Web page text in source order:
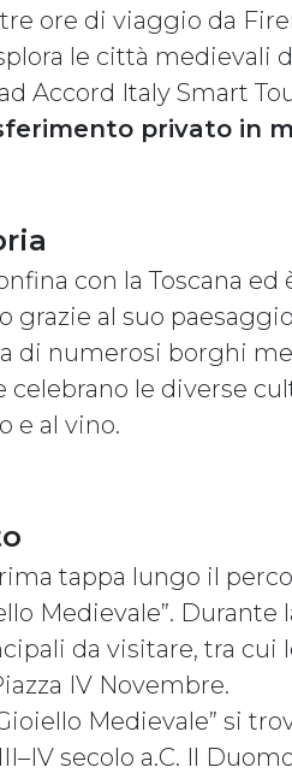
tre ore di viaggio da
le città medievali
Accord Italy Smart
privato in
con la Toscana ed
grazie al suo
di numerosi borghi
celebrano le diverse
e al vino.
tappa lungo il
Medievale”. Durante
da visitare, tra cui
IV Novembre.
Medievale” si
secolo a.C. Il